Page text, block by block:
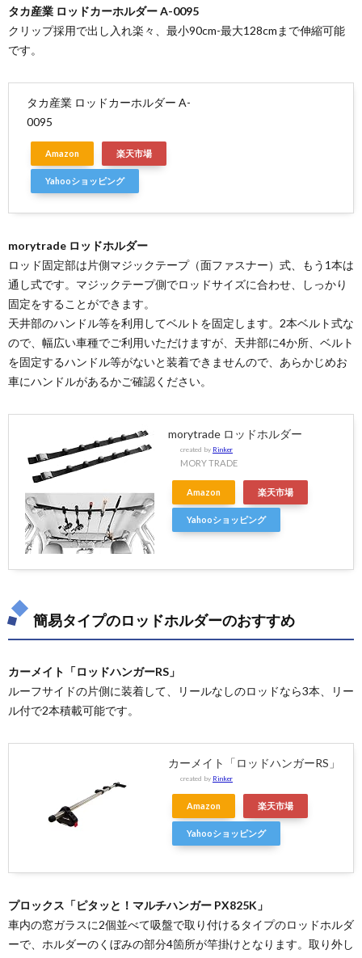
タカ産業 ロッドカーホルダー A-0095
クリップ採用で出し入れ楽々、最小90cm-最大128cmまで伸縮可能
です。
タカ産業 ロッドカーホルダー A-
0095
Amazon 楽天市場
Yahooショッピング
morytrade ロッドホルダー
ロッド固定部は片側マジックテープ（面ファスナー）式、もう1本は
通し式です。マジックテープ側でロッドサイズに合わせ、しっかり
固定をすることができます。
天井部のハンドル等を利用してベルトを固定します。2本ベルト式な
ので、幅広い車種でご利用いただけますが、天井部に4か所、ベルト
を固定するハンドル等がないと装着できませんので、あらかじめお
車にハンドルがあるかご確認ください。
morytrade ロッドホルダー
created by Rinker
MORY TRADE
Amazon 楽天市場
Yahooショッピング
簡易タイプのロッドホルダーのおすすめ
カーメイト「ロッドハンガーRS」
ルーフサイドの片側に装着して、リールなしのロッドなら3本、リー
ル付で2本積載可能です。
カーメイト「ロッドハンガーRS」
created by Rinker
Amazon 楽天市場
Yahooショッピング
プロックス「ピタッと！マルチハンガー PX825K」
車内の窓ガラスに2個並べて吸盤で取り付けるタイプのロッドホルダ
ーで、ホルダーのくぼみの部分4箇所が竿掛けとなります。取り外し